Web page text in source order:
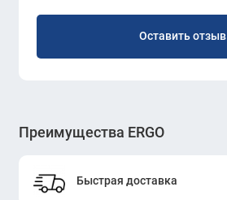
Оставить отзыв
Преимущества ERGO
Быстрая доставка